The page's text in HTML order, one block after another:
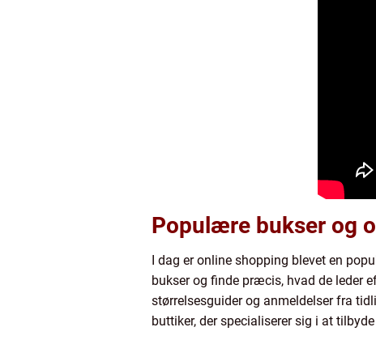
Populære bukser og
I dag er online shopping blevet en
bukser og finde præcis, hvad de leder
størrelsesguider og anmeldelser fra
buttiker, der specialiserer sig i at